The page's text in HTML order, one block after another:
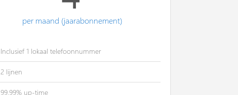
per maand (jaarabonnement)
Inclusief 1 lokaal telefoonnummer
2 lijnen
99.99% up-time